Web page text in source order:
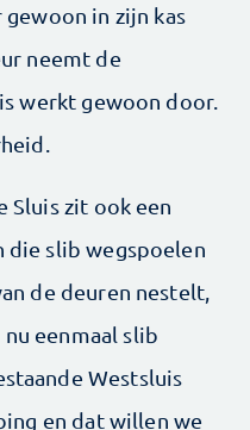
gewoon in zijn kas
neemt de
werkt gewoon door.
Sluis zit ook een
die slib wegspoelen
de deuren nestelt,
eenmaal slib
Westsluis
en dat willen we